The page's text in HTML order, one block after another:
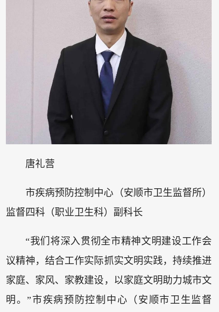
唐礼营
市疾病预防控制中心（安顺市卫生监督所）
监督四科（职业卫生科）副科长
“我们将深入贯彻全市精神文明建设工作会
议精神，结合工作实际抓实文明实践，持续推进
家庭、家风、家教建设，以家庭文明助力城市文
明。”市疾病预防控制中心（安顺市卫生监督